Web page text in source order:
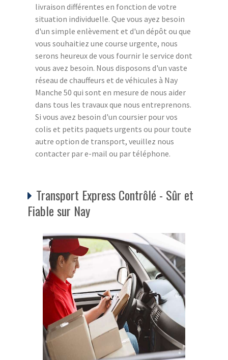
livraison différentes en fonction de votre
situation individuelle. Que vous ayez besoin
d'un simple enlèvement et d'un dépôt ou que
vous souhaitiez une course urgente, nous
serons heureux de vous fournir le service dont
vous avez besoin. Nous disposons d'un vaste
réseau de chauffeurs et de véhicules à Nay
Manche 50 qui sont en mesure de nous aider
dans tous les travaux que nous entreprenons.
Si vous avez besoin d'un coursier pour vos
colis et petits paquets urgents ou pour toute
autre option de transport, veuillez nous
contacter par e-mail ou par téléphone.
Transport Express Contrôlé - Sûr et
Fiable sur Nay